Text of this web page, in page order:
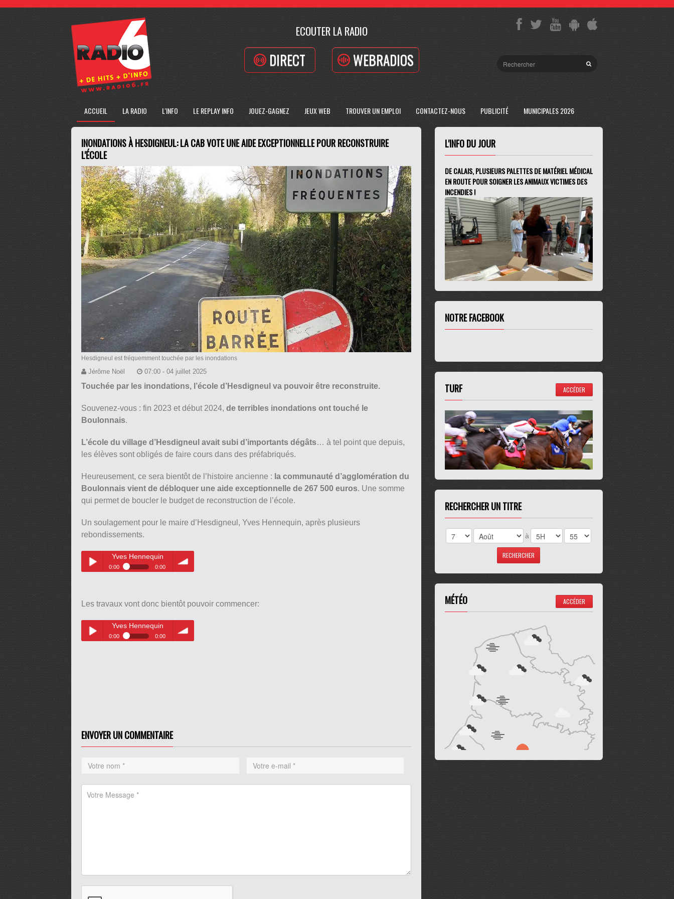
ECOUTER LA RADIO
DIRECT WEBRADIOS
ACCUEIL LA RADIO L'INFO LE REPLAY INFO JOUEZ-GAGNEZ JEUX WEB TROUVER UN EMPLOI CONTACTEZ-NOUS PUBLICITÉ MUNICIPALES 2026
INONDATIONS À HESDIGNEUL: LA CAB VOTE UNE AIDE EXCEPTIONNELLE POUR RECONSTRUIRE
L'ÉCOLE
Hesdigneul est fréquemment touchée par les inondations
Jérôme Noël 07:00 - 04 juillet 2025
Touchée par les inondations, l’école d’Hesdigneul va pouvoir être reconstruite.
Souvenez-vous : fin 2023 et début 2024, de terribles inondations ont touché le
Boulonnais.
L’école du village d’Hesdigneul avait subi d’importants dégâts… à tel point que depuis,
les élèves sont obligés de faire cours dans des préfabriqués.
Heureusement, ce sera bientôt de l’histoire ancienne : la communauté d’agglomération du
Boulonnais vient de débloquer une aide exceptionnelle de 267 500 euros. Une somme
qui permet de boucler le budget de reconstruction de l’école.
Un soulagement pour le maire d’Hesdigneul, Yves Hennequin, après plusieurs
rebondissements.
Yves Hennequin
0:00 0:00
Les travaux vont donc bientôt pouvoir commencer:
pause
Yves Hennequin
0:00 0:00
ENVOYER UN COMMENTAIRE
L'INFO DU JOUR
DE CALAIS, PLUSIEURS PALETTES DE MATÉRIEL MÉDICAL
EN ROUTE POUR SOIGNER LES ANIMAUX VICTIMES DES
INCENDIES !
NOTRE FACEBOOK
TURF ACCÉDER
RECHERCHER UN TITRE
à
MÉTÉO ACCÉDER